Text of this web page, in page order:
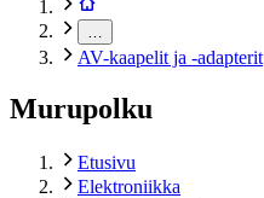
AV-kaapelit ja -adapterit
Murupolku
Etusivu
Elektroniikka